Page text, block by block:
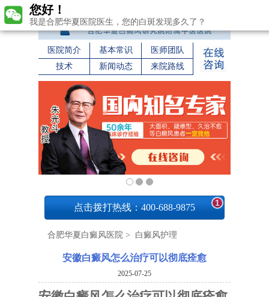
医院简介 基本常识
医师团队
技术
新闻动态 来院路线
点击拨打热线：400-688-9875 1
合肥华夏白癜风医院 > 白癜风护理
安徽白癜风怎么治疗可以彻底痊愈
2025-07-25
您好！
我是合肥华夏医院医生，您的白斑发现多久了？